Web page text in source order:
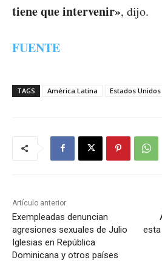
tiene que intervenir», dijo.
FUENTE
TAGS América Latina Estados Unidos
Artículo anterior
Exempleadas denuncian
agresiones sexuales de Julio
Iglesias en República
Dominicana y otros países